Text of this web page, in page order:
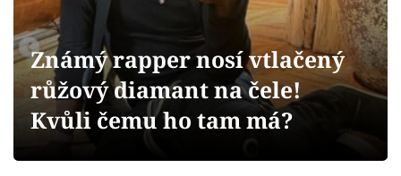
Videa
Sledujte prima+
Známý rapper nosí vtlačený
růžový diamant na čele!
Kvůli čemu ho tam má?